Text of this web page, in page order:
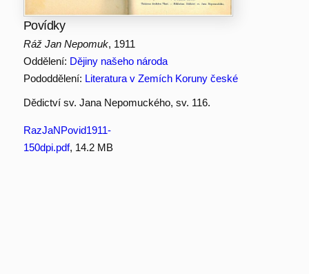
Povídky
Ráž Jan Nepomuk, 1911
Oddělení: Dějiny našeho národa
Pododdělení: Literatura v Zemích Koruny české
Dědictví sv. Jana Nepomuckého, sv. 116.
RazJaNPovid1911-
150dpi.pdf, 14.2 MB